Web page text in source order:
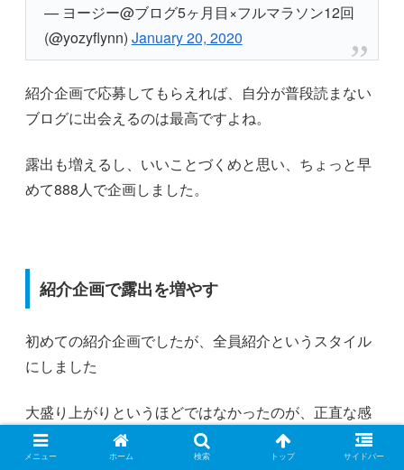
— ヨージー@ブログ5ヶ月目×フルマラソン12回
(@yozyflynn) January 20, 2020
紹介企画で応募してもらえれば、自分が普段読まない
ブログに出会えるのは最高ですよね。
露出も増えるし、いいことづくめと思い、ちょっと早
めて888人で企画しました。
紹介企画で露出を増やす
初めての紹介企画でしたが、全員紹介というスタイル
にしました
大盛り上がりというほどではなかったのが、正直な感
想ですが自分のTwitter内での立ち位置も知れました。
メニュー ホーム 検索 トップ サイドバー